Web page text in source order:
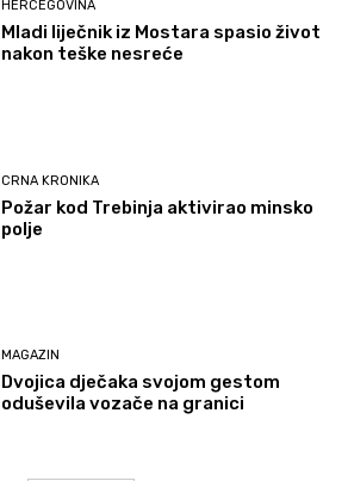
HERCEGOVINA
Mladi liječnik iz Mostara spasio život
nakon teške nesreće
CRNA KRONIKA
Požar kod Trebinja aktivirao minsko
polje
MAGAZIN
Dvojica dječaka svojom gestom
oduševila vozače na granici